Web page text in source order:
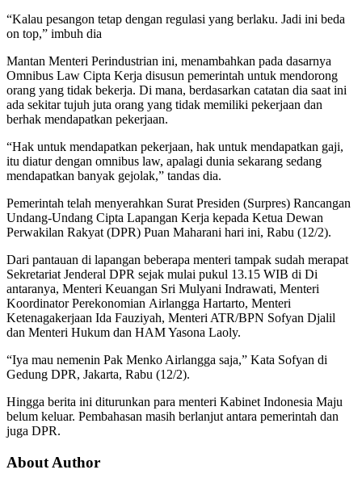
“Kalau pesangon tetap dengan regulasi yang berlaku. Jadi ini beda
on top,” imbuh dia
Mantan Menteri Perindustrian ini, menambahkan pada dasarnya
Omnibus Law Cipta Kerja disusun pemerintah untuk mendorong
orang yang tidak bekerja. Di mana, berdasarkan catatan dia saat ini
ada sekitar tujuh juta orang yang tidak memiliki pekerjaan dan
berhak mendapatkan pekerjaan.
“Hak untuk mendapatkan pekerjaan, hak untuk mendapatkan gaji,
itu diatur dengan omnibus law, apalagi dunia sekarang sedang
mendapatkan banyak gejolak,” tandas dia.
Pemerintah telah menyerahkan Surat Presiden (Surpres) Rancangan
Undang-Undang Cipta Lapangan Kerja kepada Ketua Dewan
Perwakilan Rakyat (DPR) Puan Maharani hari ini, Rabu (12/2).
Dari pantauan di lapangan beberapa menteri tampak sudah merapat
Sekretariat Jenderal DPR sejak mulai pukul 13.15 WIB di Di
antaranya, Menteri Keuangan Sri Mulyani Indrawati, Menteri
Koordinator Perekonomian Airlangga Hartarto, Menteri
Ketenagakerjaan Ida Fauziyah, Menteri ATR/BPN Sofyan Djalil
dan Menteri Hukum dan HAM Yasona Laoly.
“Iya mau nemenin Pak Menko Airlangga saja,” Kata Sofyan di
Gedung DPR, Jakarta, Rabu (12/2).
Hingga berita ini diturunkan para menteri Kabinet Indonesia Maju
belum keluar. Pembahasan masih berlanjut antara pemerintah dan
juga DPR.
About Author